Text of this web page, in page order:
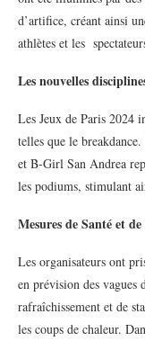
d’artifice, créant ainsi
athlètes et les
Les nouvelles
Les Jeux de Paris 2024
telles que le
et B-Girl San Andrea
les podiums, stimulant
Mesures de Santé et
Les organisateurs ont
en prévision des vagues
rafraîchissement et de
les coups de chaleur.